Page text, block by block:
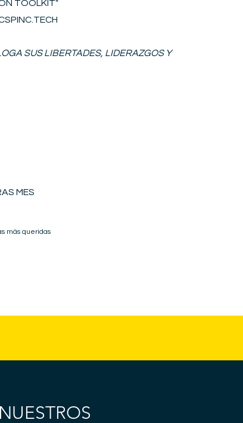
TOOLKIT"
SUS LIBERTADES, LIDERAZGOS Y
MES
más queridas